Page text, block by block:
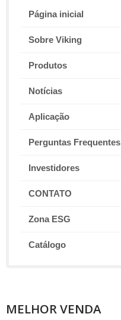
Página inicial
Sobre Viking
Produtos
Notícias
Aplicação
Perguntas Frequentes
Investidores
CONTATO
Zona ESG
Catálogo
MELHOR VENDA